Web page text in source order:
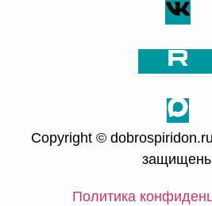
Copyright ©
Политика